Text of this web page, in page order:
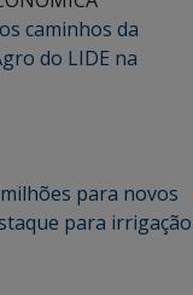
caminhos da
do LIDE na
para novos
para irrigação